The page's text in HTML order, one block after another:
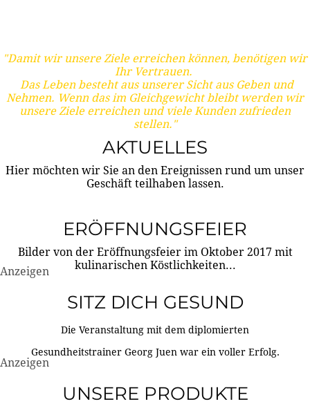
"Damit wir unsere Ziele erreichen können, benötigen wir
Ihr Vertrauen.
Das Leben besteht aus unserer Sicht aus Geben und
Nehmen. Wenn das im Gleichgewicht bleibt werden wir
unsere Ziele erreichen und viele Kunden zufrieden
stellen."
AKTUELLES
Hier möchten wir Sie an den Ereignissen rund um unser
Geschäft teilhaben lassen.
ERÖFFNUNGSFEIER
Bilder von der Eröffnungsfeier im Oktober 2017 mit
kulinarischen Köstlichkeiten...
Anzeigen
SITZ DICH GESUND
Die Veranstaltung mit dem diplomierten
Gesundheitstrainer Georg Juen war ein voller Erfolg.
Anzeigen
UNSERE PRODUKTE